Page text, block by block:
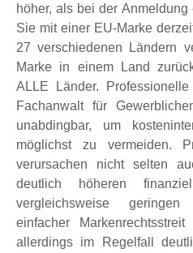
höher, als bei der
Sie mit einer EU-Marke
27 verschiedenen Ländern
Marke in einem Land
ALLE Länder.
Fachanwalt für
unabdingbar, um
möglichst zu vermeiden.
verursachen nicht selten
deutlich höheren
vergleichsweise
einfacher
allerdings im Regelfall